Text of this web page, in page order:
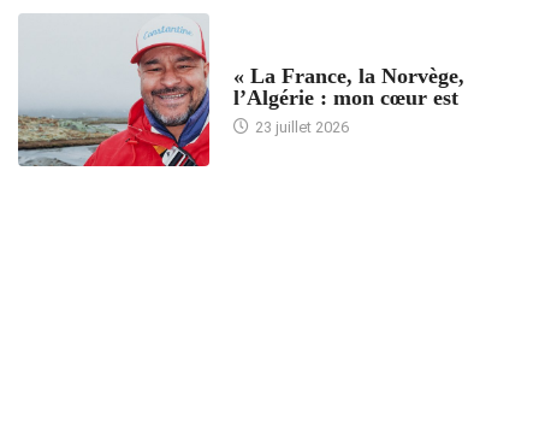
« La France, la Norvège,
l’Algérie : mon cœur est
23 juillet 2026